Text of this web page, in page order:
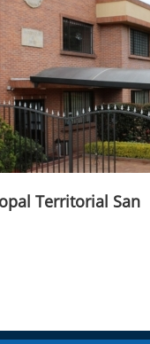
Territorial San